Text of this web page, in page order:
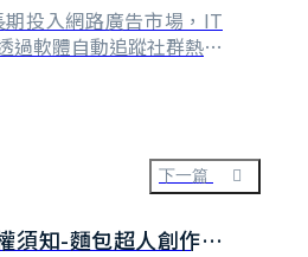
投入網路廣告市場，IT
過軟體自動追蹤社群熱門
投放系統，總經理非常重
，要求小亮要配合研發團
，又該怎麼確保公司這個
受到著作權法的保護呢？
下一篇
須知-麵包超人創作者